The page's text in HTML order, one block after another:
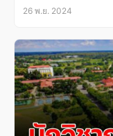
26 พ.ย. 2024